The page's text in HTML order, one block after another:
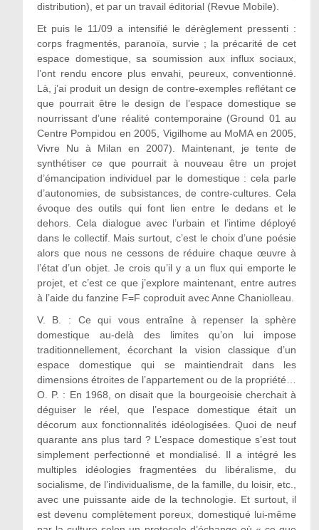
distribution), et par un travail éditorial (Revue Mobile).
Et puis le 11/09 a intensifié le dérèglement pressenti :
corps fragmentés, paranoïa, survie ; la précarité de cet
espace domestique, sa soumission aux influx sociaux,
l’ont rendu encore plus envahi, peureux, conventionné.
Là, j’ai produit un design de contre-exemples reflétant ce
que pourrait être le design de l’espace domestique se
nourrissant d’une réalité contemporaine (Ground 01 au
Centre Pompidou en 2005, Vigilhome au MoMA en 2005,
Vivre Nu à Milan en 2007). Maintenant, je tente de
synthétiser ce que pourrait à nouveau être un projet
d’émancipation individuel par le domestique : cela parle
d’autonomies, de subsistances, de contre-cultures. Cela
évoque des outils qui font lien entre le dedans et le
dehors. Cela dialogue avec l’urbain et l’intime déployé
dans le collectif. Mais surtout, c’est le choix d’une poésie
alors que nous ne cessons de réduire chaque œuvre à
l’état d’un objet. Je crois qu’il y a un flux qui emporte le
projet, et c’est ce que j’explore maintenant, entre autres
à l’aide du fanzine F=F coproduit avec Anne Chaniolleau.
V. B. : Ce qui vous entraîne à repenser la sphère
domestique au-delà des limites qu’on lui impose
traditionnellement, écorchant la vision classique d’un
espace domestique qui se maintiendrait dans les
dimensions étroites de l’appartement ou de la propriété…
O. P. : En 1968, on disait que la bourgeoisie cherchait à
déguiser le réel, que l’espace domestique était un
décorum aux fonctionnalités idéologisées. Quoi de neuf
quarante ans plus tard ? L’espace domestique s’est tout
simplement perfectionné et mondialisé. Il a intégré les
multiples idéologies fragmentées du libéralisme, du
socialisme, de l’individualisme, de la famille, du loisir, etc.,
avec une puissante aide de la technologie. Et surtout, il
est devenu complètement poreux, domestiqué lui-même